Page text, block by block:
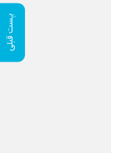
پست قبلی